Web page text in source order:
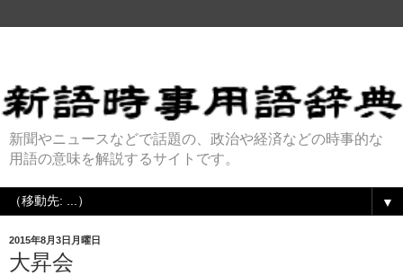
新聞やニュースなどで話題の、政治や経済などの時事的な
用語の意味を解説するサイトです。
▼
2015年8月3日月曜日
大昇会